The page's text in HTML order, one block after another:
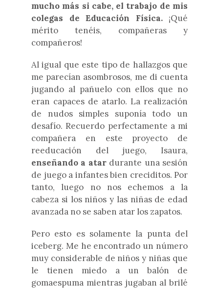
mucho más si cabe, el trabajo de mis
colegas de Educación Física. ¡Qué
mérito tenéis, compañeras y
compañeros!
Al igual que este tipo de hallazgos que
me parecían asombrosos, me di cuenta
jugando al pañuelo con ellos que no
eran capaces de atarlo. La realización
de nudos simples suponía todo un
desafío. Recuerdo perfectamente a mi
compañera en este proyecto de
reeducación del juego, Isaura,
enseñando a atar durante una sesión
de juego a infantes bien creciditos. Por
tanto, luego no nos echemos a la
cabeza si los niños y las niñas de edad
avanzada no se saben atar los zapatos.
Pero esto es solamente la punta del
iceberg. Me he encontrado un número
muy considerable de niños y niñas que
le tienen miedo a un balón de
gomaespuma mientras jugaban al brilé